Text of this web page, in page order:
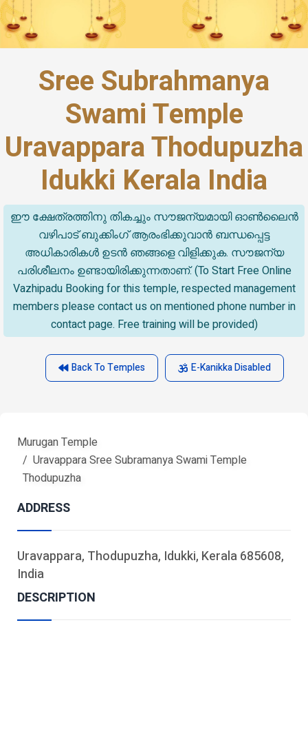
Sree Subrahmanya
Swami Temple
Uravappara Thodupuzha
Idukki Kerala India
ഈ ക്ഷേത്രത്തിനു തികച്ചും സൗജന്യമായി ഓൺലൈൻ
വഴിപാട് ബുക്കിംഗ് ആരംഭിക്കുവാൻ ബന്ധപ്പെട്ട
അധികാരികൾ ഉടൻ ഞങ്ങളെ വിളിക്കുക. സൗജന്യ
പരിശീലനം ഉണ്ടായിരിക്കുന്നതാണ്. (To Start Free Online
Vazhipadu Booking for this temple, respected management
members please contact us on mentioned phone number in
contact page. Free training will be provided)
Back To Temples E-Kanikka Disabled
Murugan Temple
Uravappara Sree Subramanya Swami Temple
Thodupuzha
ADDRESS
Uravappara, Thodupuzha, Idukki, Kerala 685608,
India
DESCRIPTION